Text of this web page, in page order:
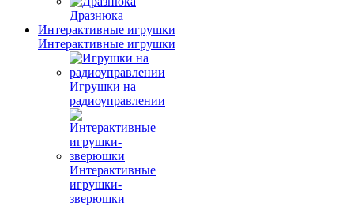
Дразнюка
Интерактивные игрушки
Интерактивные игрушки
Игрушки на
радиоуправлении
Интерактивные
игрушки-
зверюшки